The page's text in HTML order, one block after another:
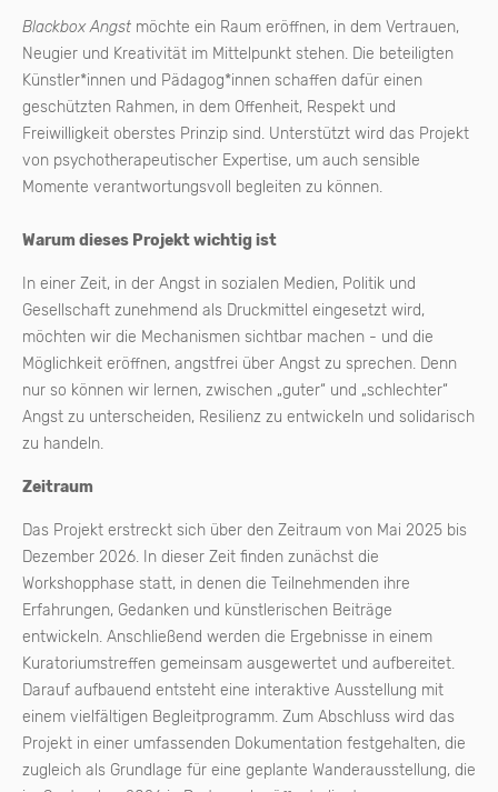
Blackbox Angst möchte ein Raum eröffnen, in dem Vertrauen,
Neugier und Kreativität im Mittelpunkt stehen. Die beteiligten
Künstler*innen und Pädagog*innen schaffen dafür einen
geschützten Rahmen, in dem Offenheit, Respekt und
Freiwilligkeit oberstes Prinzip sind. Unterstützt wird das Projekt
von psychotherapeutischer Expertise, um auch sensible
Momente verantwortungsvoll begleiten zu können.
Warum dieses Projekt wichtig ist
In einer Zeit, in der Angst in sozialen Medien, Politik und
Gesellschaft zunehmend als Druckmittel eingesetzt wird,
möchten wir die Mechanismen sichtbar machen - und die
Möglichkeit eröffnen, angstfrei über Angst zu sprechen. Denn
nur so können wir lernen, zwischen „guter“ und „schlechter“
Angst zu unterscheiden, Resilienz zu entwickeln und solidarisch
zu handeln.
Zeitraum
Das Projekt erstreckt sich über den Zeitraum von Mai 2025 bis
Dezember 2026. In dieser Zeit finden zunächst die
Workshopphase statt, in denen die Teilnehmenden ihre
Erfahrungen, Gedanken und künstlerischen Beiträge
entwickeln. Anschließend werden die Ergebnisse in einem
Kuratoriumstreffen gemeinsam ausgewertet und aufbereitet.
Darauf aufbauend entsteht eine interaktive Ausstellung mit
einem vielfältigen Begleitprogramm. Zum Abschluss wird das
Projekt in einer umfassenden Dokumentation festgehalten, die
zugleich als Grundlage für eine geplante Wanderausstellung, die